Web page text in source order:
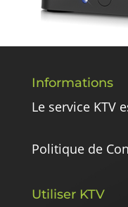
Informations
Le service KTV
Politique de
Utiliser KTV